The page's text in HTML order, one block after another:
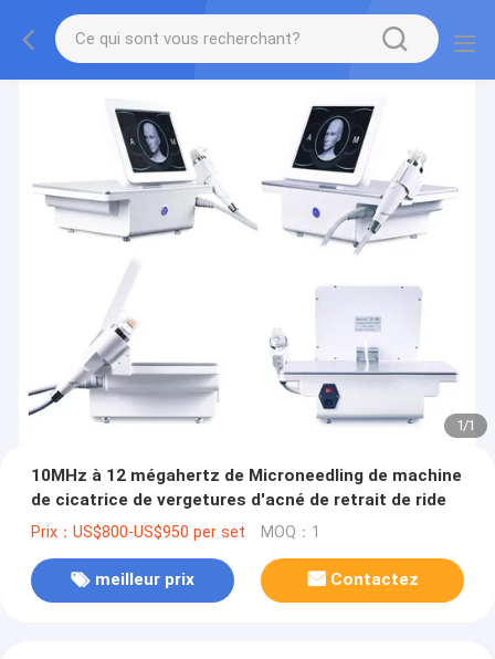
1/1
10MHz à 12 mégahertz de Microneedling de machine
de cicatrice de vergetures d'acné de retrait de ride
Prix：US$800-US$950 per set MOQ：1
meilleur prix Contactez